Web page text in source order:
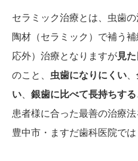
セラミック治療とは、虫歯
陶材（セラミック）で補う
応外）治療となりますが見
のこと、 虫歯になりにくい
い
銀歯に比べて長持ちする
患者様に合った最善の治療法
豊中市・ますだ歯科医院では